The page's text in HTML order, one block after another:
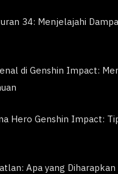
34: Menjelajahi
di Genshin Impact:
Hero Genshin Impact:
Apa yang Diharapkan